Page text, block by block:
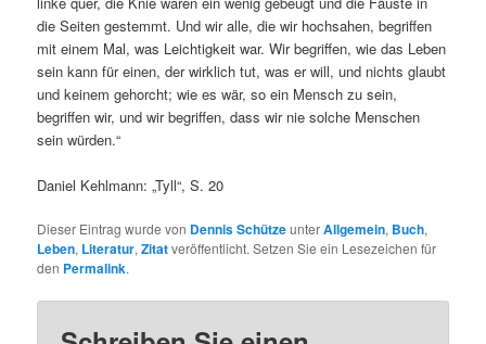
die Seiten gestemmt. Und wir alle, die wir hochsahen, begriffen
mit einem Mal, was Leichtigkeit war. Wir begriffen, wie das Leben
sein kann für einen, der wirklich tut, was er will, und nichts glaubt
und keinem gehorcht; wie es wär, so ein Mensch zu sein,
begriffen wir, und wir begriffen, dass wir nie solche Menschen
sein würden.“
Daniel Kehlmann: „Tyll“, S. 20
Dieser Eintrag wurde von Dennis SchützeunterAllgemein, Buch,
Leben, Literatur,Zitatveröffentlicht. Setzen Sie ein Lesezeichen für
den Permalink.